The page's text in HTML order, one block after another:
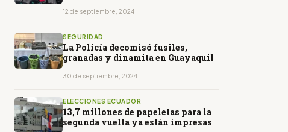
12 de septiembre, 2024
SEGURIDAD
La Policía decomisó fusiles,
granadas y dinamita en Guayaquil
30 de septiembre, 2024
ELECCIONES ECUADOR
13,7 millones de papeletas para la
segunda vuelta ya están impresas